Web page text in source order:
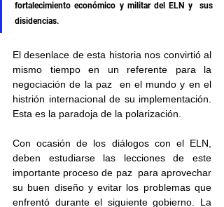
fortalecimiento económico y militar del ELN y  sus
disidencias.
El desenlace de esta historia nos convirtió al
mismo tiempo en un referente para la
negociación de la paz  en el mundo y en el
histrión internacional de su implementación.
Esta es la paradoja de la polarización.
Con ocasión de los diálogos con el ELN,
deben estudiarse las lecciones de este
importante proceso de paz  para aprovechar
su buen diseño y evitar los problemas que
enfrentó durante el siguiente gobierno. La